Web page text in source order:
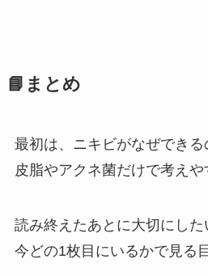
📘まとめ
最初は、ニキビがなぜできる
皮脂やアクネ菌だけで考えや
読み終えたあとに大切にした
今どの1枚目にいるかで見る